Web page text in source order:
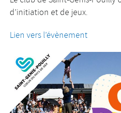
d’initiation et de jeux.
Lien vers l’évènement